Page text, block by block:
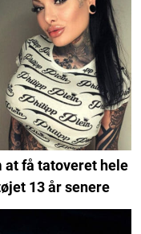
at få tatoveret hele
13 år senere